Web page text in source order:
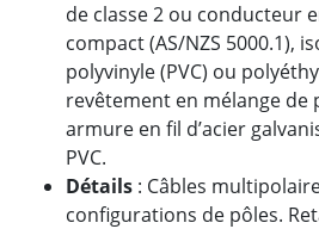
de classe 2 ou conducteur
compact (AS/NZS 5000.1),
polyvinyle (PVC) ou
revêtement en mélange de
armure en fil d’acier
PVC.
Détails : Câbles
configurations de pôles.